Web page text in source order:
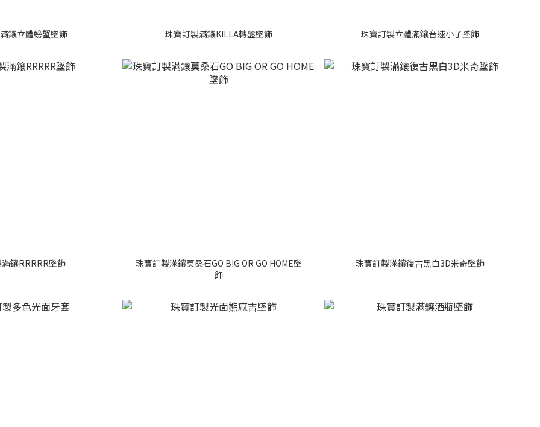
鑲立體螃蟹墜飾 珠寶訂製滿鑲KILLA轉盤墜飾 珠寶訂製立體滿鑲音速小子墜飾
鑲RRRRR墜飾
珠寶訂製滿鑲莫桑石GO BIG OR GO HOME墜
飾
珠寶訂製滿鑲復古黑白3D米奇墜飾